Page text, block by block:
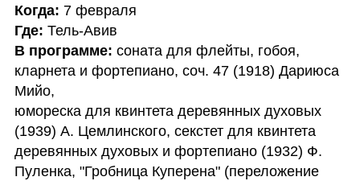
Когда:
Где:
В программе: соната для флейты, гобоя,
кларнета и фортепиано, соч. 47 (1918) Дариюса
Мийо,
юмореска для квинтета деревянных духовых
(1939) А. Цемлинского, секстет для квинтета
деревянных духовых и фортепиано (1932) Ф.
Пуленка, "Гробница Куперена" (переложение